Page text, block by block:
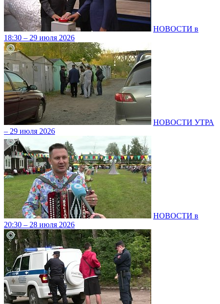
НОВОСТИ в
18:30 – 29 июля 2026
НОВОСТИ УТРА
– 29 июля 2026
НОВОСТИ в
20:30 – 28 июля 2026